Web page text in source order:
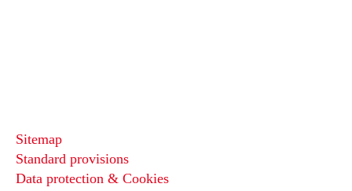
Sitemap
Standard provisions
Data protection & Cookies